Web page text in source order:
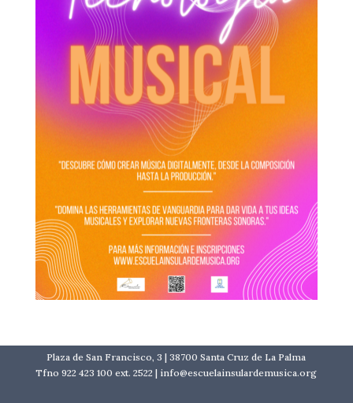
Plaza de San Francisco, 3 | 38700 Santa Cruz de La Palma
Tfno 922 423 100 ext. 2522 | info@escuelainsulardemusica.org